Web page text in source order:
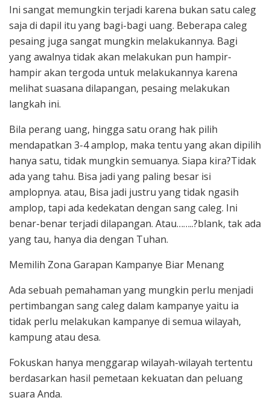
Ini sangat memungkin terjadi karena bukan satu caleg
saja di dapil itu yang bagi-bagi uang. Beberapa caleg
pesaing juga sangat mungkin melakukannya. Bagi
yang awalnya tidak akan melakukan pun hampir-
hampir akan tergoda untuk melakukannya karena
melihat suasana dilapangan, pesaing melakukan
langkah ini.
Bila perang uang, hingga satu orang hak pilih
mendapatkan 3-4 amplop, maka tentu yang akan dipilih
hanya satu, tidak mungkin semuanya. Siapa kira?Tidak
ada yang tahu. Bisa jadi yang paling besar isi
amplopnya. atau, Bisa jadi justru yang tidak ngasih
amplop, tapi ada kedekatan dengan sang caleg. Ini
benar-benar terjadi dilapangan. Atau……..?blank, tak ada
yang tau, hanya dia dengan Tuhan.
Memilih Zona Garapan Kampanye Biar Menang
Ada sebuah pemahaman yang mungkin perlu menjadi
pertimbangan sang caleg dalam kampanye yaitu ia
tidak perlu melakukan kampanye di semua wilayah,
kampung atau desa.
Fokuskan hanya menggarap wilayah-wilayah tertentu
berdasarkan hasil pemetaan kekuatan dan peluang
suara Anda.